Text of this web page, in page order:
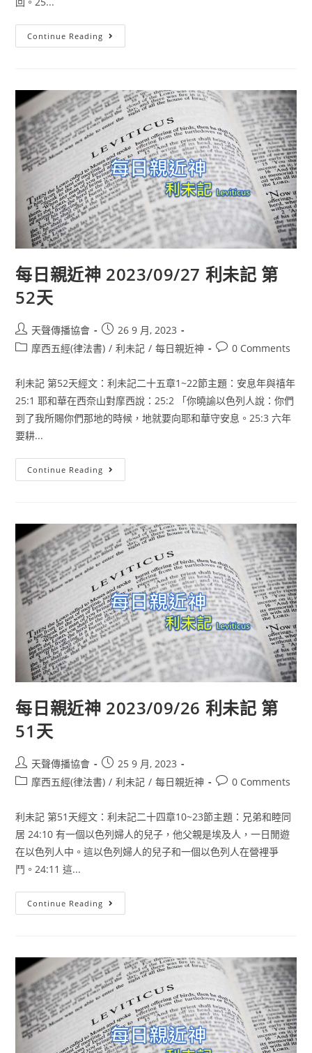
Continue Reading
每日親近神 2023/09/27 利未記 第
52天
天聲傳播協會
26 9 月, 2023
摩西五經(律法書) / 利未記 / 每日親近神 0 Comments
利未記 第52天經文：利未記二十五章1~22節主題：安息年與禧年
25:1 耶和華在西奈山對摩西說：25:2 「你曉諭以色列人說：你們
到了我所賜你們那地的時候，地就要向耶和華守安息。25:3 六年
要耕...
Continue Reading
每日親近神 2023/09/26 利未記 第
51天
天聲傳播協會
25 9 月, 2023
摩西五經(律法書) / 利未記 / 每日親近神 0 Comments
利未記 第51天經文：利未記二十四章10~23節主題：兄弟和睦同
居 24:10 有一個以色列婦人的兒子，他父親是埃及人，一日閒遊
在以色列人中。這以色列婦人的兒子和一個以色列人在營裡爭
鬥。24:11 這...
Continue Reading